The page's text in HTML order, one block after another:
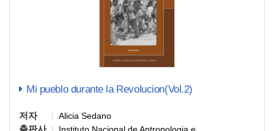
Mi pueblo durante la Revolucion(Vol.2)
저자 Alicia Sedano